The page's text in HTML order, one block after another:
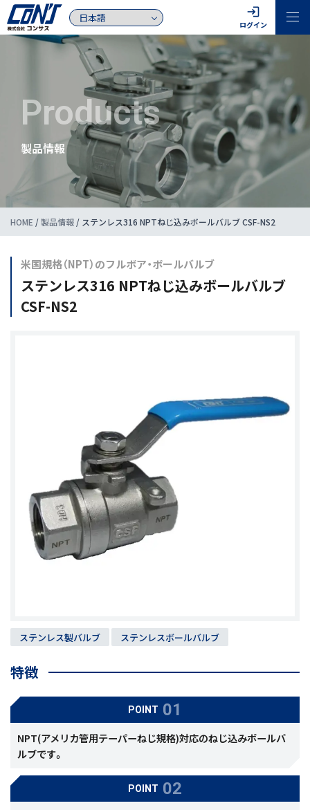
login
ログイン
Products
製品情報
HOME /製品情報 / ステンレス316 NPTねじ込みボールバルブ CSF-NS2
米国規格（NPT）のフルボア・ボールバルブ
ステンレス316 NPTねじ込みボールバルブ
CSF-NS2
ステンレス製バルブ ステンレスボールバルブ
特徴
POINT
NPT(アメリカ管用テーパーねじ規格)対応のねじ込みボールバ
ルブです。
POINT